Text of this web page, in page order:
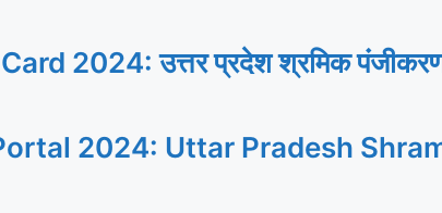
2024: उत्तर प्रदेश श्रमिक पंजीकरण,
2024: Uttar Pradesh